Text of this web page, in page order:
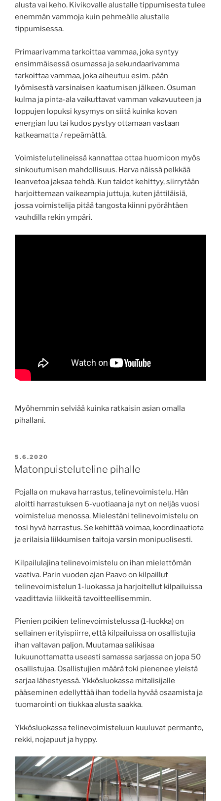
alusta vai keho. Kivikovalle alustalle tippumisesta tulee
enemmän vammoja kuin pehmeälle alustalle
tippumisessa.
Primaarivamma tarkoittaa vammaa, joka syntyy
ensimmäisessä osumassa ja sekundaarivamma
tarkoittaa vammaa, joka aiheutuu esim. pään
lyömisestä varsinaisen kaatumisen jälkeen. Osuman
kulma ja pinta-ala vaikuttavat vamman vakavuuteen ja
loppujen lopuksi kysymys on siitä kuinka kovan
energian luu tai kudos pystyy ottamaan vastaan
katkeamatta / repeämättä.
Voimistelutelineissä kannattaa ottaa huomioon myös
sinkoutumisen mahdollisuus. Harva näissä pelkkää
leanvetoa jaksaa tehdä. Kun taidot kehittyy, siirrytään
harjoittemaan vaikeampia juttuja, kuten jättiläisiä,
jossa voimistelija pitää tangosta kiinni pyörähtäen
vauhdilla rekin ympäri.
Myöhemmin selviää kuinka ratkaisin asian omalla
pihallani.
JULKAISTU
5.6.2020
Matonpuisteluteline pihalle
Pojalla on mukava harrastus, telinevoimistelu. Hän
aloitti harrastuksen 6-vuotiaana ja nyt on neljäs vuosi
voimistelua menossa. Mielestäni telinevoimistelu on
tosi hyvä harrastus. Se kehittää voimaa, koordinaatiota
ja erilaisia liikkumisen taitoja varsin monipuolisesti.
Kilpailulajina telinevoimistelu on ihan mielettömän
vaativa. Parin vuoden ajan Paavo on kilpaillut
telinevoimistelun 1-luokassa ja harjoitellut kilpailuissa
vaadittavia liikkeitä tavoitteellisemmin.
Pienien poikien telinevoimistelussa (1-luokka) on
sellainen erityispiirre, että kilpailuissa on osallistujia
ihan valtavan paljon. Muutamaa salikisaa
lukuunottamatta useasti samassa sarjassa on jopa 50
osallistujaa. Osallistujien määrä toki pienenee yleistä
sarjaa lähestyessä. Ykkösluokassa mitalisijalle
pääseminen edellyttää ihan todella hyvää osaamista ja
tuomarointi on tiukkaa alusta saakka.
Ykkösluokassa telinevoimisteluun kuuluvat permanto,
rekki, nojapuut ja hyppy.